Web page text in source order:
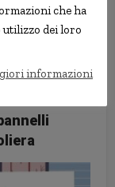
che ha
dei loro
informazioni